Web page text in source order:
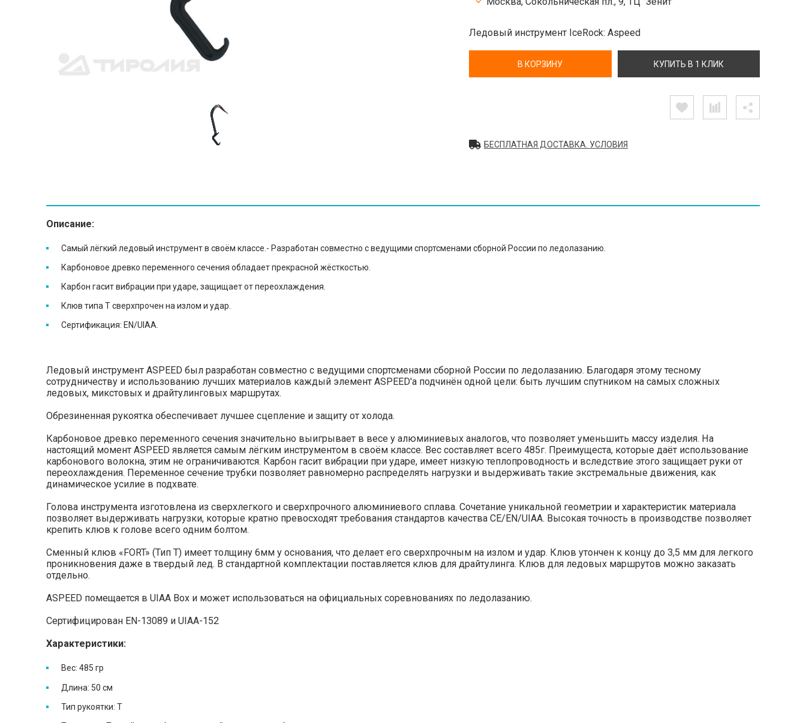
Ледовый инструмент IceRock: Aspeed
В КОРЗИНУ КУПИТЬ В 1 КЛИК
БЕСПЛАТНАЯ ДОСТАВКА. УСЛОВИЯ
Описание:
Самый лёгкий ледовый инструмент в своём классе.- Разработан совместно с ведущими спортсменами сборной России по ледолазанию.
Карбоновое древко переменного сечения обладает прекрасной жёсткостью.
Карбон гасит вибрации при ударе, защищает от переохлаждения.
Клюв типа Т сверхпрочен на излом и удар.
Сертификация: EN/UIAA.
Ледовый инструмент ASPEED был разработан совместно с ведущими спортсменами сборной России по ледолазанию. Благодаря этому тесному
сотрудничеству и использованию лучших материалов каждый элемент ASPEED'a подчинён одной цели: быть лучшим спутником на самых сложных
ледовых, микстовых и драйтулинговых маршрутах.
Обрезиненная рукоятка обеспечивает лучшее сцепление и защиту от холода.
Карбоновое древко переменного сечения значительно выигрывает в весе у алюминиевых аналогов, что позволяет уменьшить массу изделия. На
настоящий момент ASPEED является cамым лёгким инструментом в своём классе. Вес составляет всего 485г. Преимущеста, которые даёт использование
карбонового волокна, этим не ограничиваются. Карбон гасит вибрации при ударе, имеет низкую теплопроводность и вследствие этого защищает руки от
переохлаждения. Переменное сечение трубки позволяет равномерно распределять нагрузки и выдерживать такие экстремальные движения, как
динамическое усилие в подхвате.
Голова инструмента изготовлена из сверхлегкого и сверхпрочного алюминиевого сплава. Сочетание уникальной геометрии и характеристик материала
позволяет выдерживать нагрузки, которые кратно превосходят требования стандартов качества CE/EN/UIAA. Высокая точность в производстве позволяет
крепить клюв к голове всего одним болтом.
Сменный клюв «FORT» (Тип Т) имеет толщину 6мм у основания, что делает его сверхпрочным на излом и удар. Клюв утончен к концу до 3,5 мм для легкого
проникновения даже в твердый лед. В стандартной комплектации поставляется клюв для драйтулинга. Клюв для ледовых маршрутов можно заказать
отдельно.
ASPEED помещается в UIAA Box и может использоваться на официальных соревнованиях по ледолазанию.
Сертифицирован EN-13089 и UIAA-152
Характеристики:
Вес: 485 гр
Длина: 50 см
Тип рукоятки: Т